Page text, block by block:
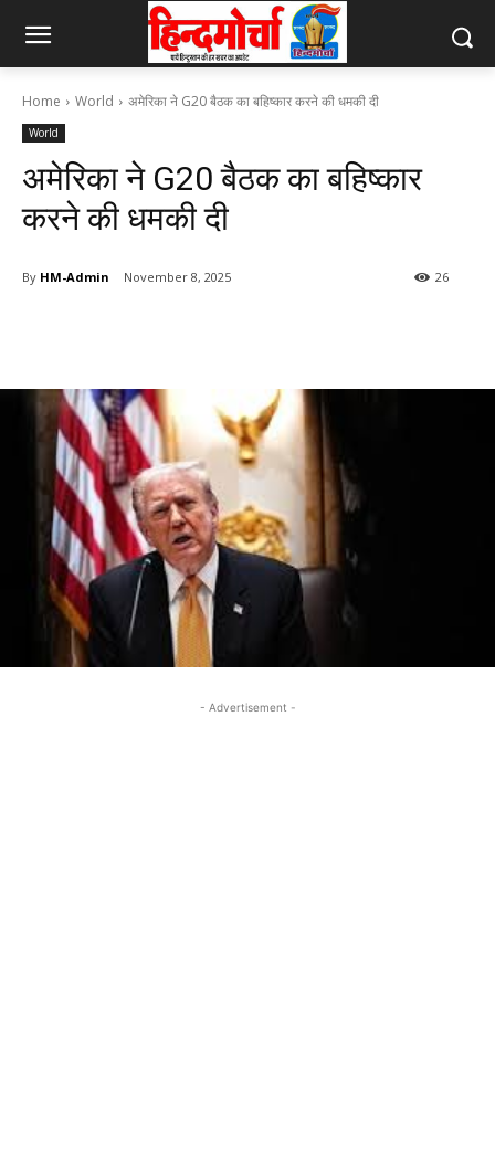
Home World अमेरिका ने G20 बैठक का बहिष्कार करने की धमकी दी
World
अमेरिका ने G20 बैठक का बहिष्कार
करने की धमकी दी
By HM-Admin November 8, 2025 26
- Advertisement -